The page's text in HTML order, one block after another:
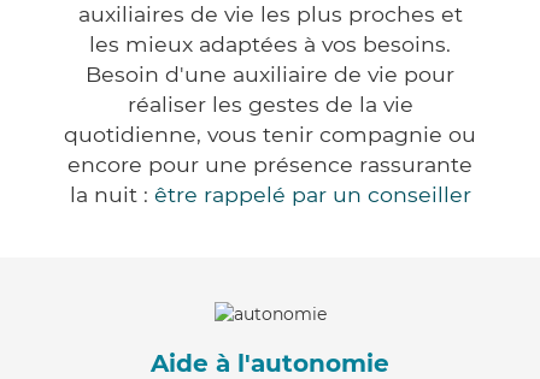
auxiliaires de vie les plus proches et
les mieux adaptées à vos besoins.
Besoin d'une auxiliaire de vie pour
réaliser les gestes de la vie
quotidienne, vous tenir compagnie ou
encore pour une présence rassurante
la nuit : être rappelé par un conseiller
Aide à l'autonomie